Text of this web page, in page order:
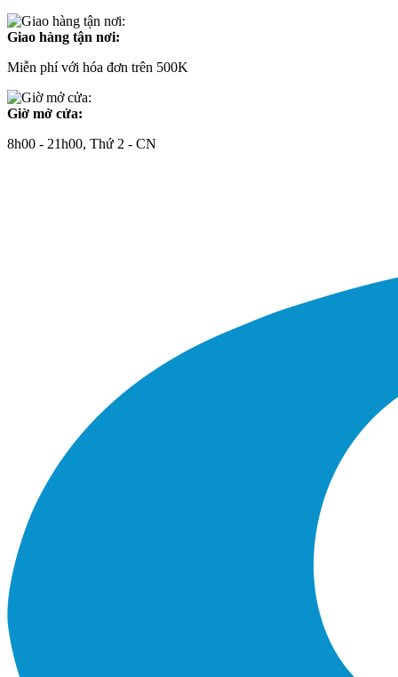
Giao hàng tận nơi:
Miễn phí với hóa đơn trên 500K
Giờ mở cửa:
8h00 - 21h00, Thứ 2 - CN